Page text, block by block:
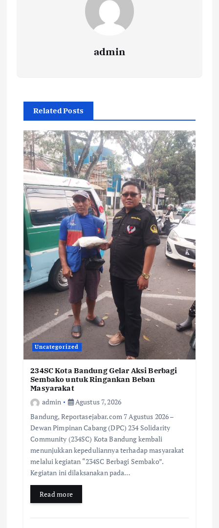
admin
Related Posts
Uncategorized
234SC Kota Bandung Gelar Aksi Berbagi
Sembako untuk Ringankan Beban
Masyarakat
admin
Agustus 7, 2026
Bandung, Reportasejabar.com 7 Agustus 2026 –
Dewan Pimpinan Cabang (DPC) 234 Solidarity
Community (234SC) Kota Bandung kembali
menunjukkan kepeduliannya terhadap masyarakat
melalui kegiatan “234SC Berbagi Sembako”.
Kegiatan ini dilaksanakan pada…
Read more